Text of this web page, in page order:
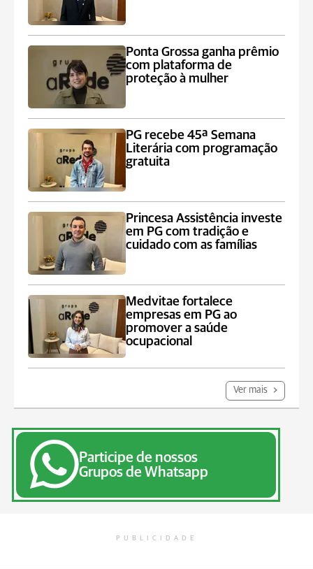
Ponta Grossa ganha prêmio
com plataforma de
proteção à mulher
PG recebe 45ª Semana
Literária com programação
gratuita
Princesa Assistência investe
em PG com tradição e
cuidado com as famílias
Medvitae fortalece
empresas em PG ao
promover a saúde
ocupacional
Ver mais
Participe de nossos
Grupos de Whatsapp
PUBLICIDADE